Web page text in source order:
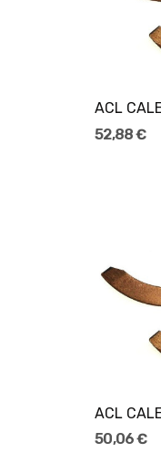
52,88 €
50,06 €